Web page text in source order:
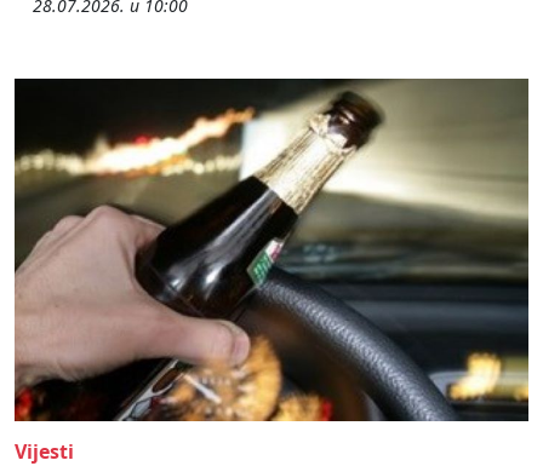
28.07.2026. u 10:00
Vijesti